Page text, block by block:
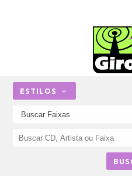
ESTILOS